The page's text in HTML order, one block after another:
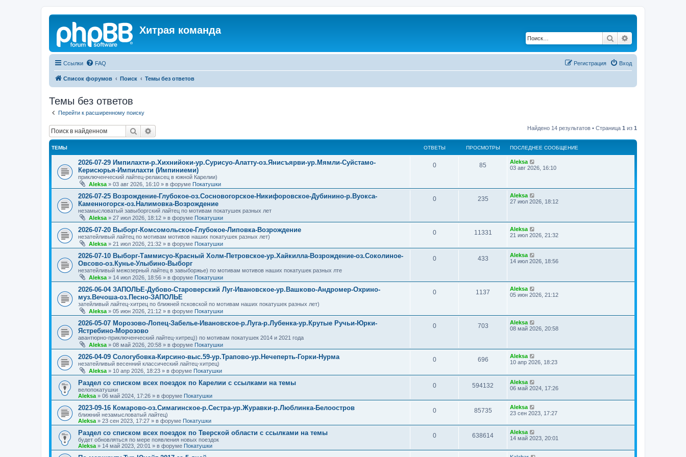
Хитрая команда
Поиск
Ссылки FAQ Вход
Регистрация
Список форумов Поиск Темы без ответов
Темы без ответов
Перейти к расширенному поиску
Поиск Найдено 14 результатов • Страница 1 из 1
ТЕМЫ ОТВЕТЫ ПРОСМОТРЫ ПОСЛЕДНЕЕ СООБЩЕНИЕ
2026-07-29 Импилахти-р.Хихнийоки-ур.Сурисуо-Алатту-оз.Янисъярви-ур.Мямли-Суйстамо-
Керисюрья-Импилахти (Импиниеми)
приключенческий лайтец-релаксец в южной Карелии)
Aleksa » 03 авг 2026, 16:10 » в форуме Покатушки
0 85
Aleksa
03 авг 2026, 16:10
2026-07-25 Возрождение-Глубокое-оз.Сосновогорское-Никифоровское-Дубинино-р.Вуокса-
Каменногорск-оз.Налимовка-Возрождение
незамысловатый завыборгский лайтец по мотивам покатушек разных лет
Aleksa » 27 июл 2026, 18:12 » в форуме Покатушки
0 235
Aleksa
27 июл 2026, 18:12
2026-07-20 Выборг-Комсомольское-Глубокое-Липовка-Возрождение
незатейливый лайтец по мотивам мотивов наших покатушек разных лет)
Aleksa » 21 июл 2026, 21:32 » в форуме Покатушки
0 11331
Aleksa
21 июл 2026, 21:32
2026-07-10 Выборг-Таммисуо-Красный Холм-Петровское-ур.Хайкилла-Возрождение-оз.Соколиное-
Овсово-оз.Кунье-Улыбино-Выборг
незатейливый межозерный лайтец в завыборжье) по мотивам мотивов наших покатушек разных лте
Aleksa » 14 июл 2026, 18:56 » в форуме Покатушки
0 433
Aleksa
14 июл 2026, 18:56
2026-06-04 ЗАПОЛЬЕ-Дубово-Староверский Луг-Ивановское-ур.Вашково-Андромер-Охрино-
муз.Вечоша-оз.Песно-ЗАПОЛЬЕ
затейливый лайтец-хитрец по ближней псковской по мотивам наших покатушек разных лет)
Aleksa » 05 июн 2026, 21:12 » в форуме Покатушки
0 1137
Aleksa
05 июн 2026, 21:12
2026-05-07 Морозово-Лопец-Забелье-Ивановское-р.Луга-р.Лубенка-ур.Крутые Ручьи-Юрки-
Ястребино-Морозово
авантюрно-приключенческий лайтец-хитрец)) по мотивам покатушек 2014 и 2021 года
Aleksa » 08 май 2026, 20:58 » в форуме Покатушки
0 703
Aleksa
08 май 2026, 20:58
2026-04-09 Сологубовка-Кирсино-выс.59-ур.Трапово-ур.Нечеперть-Горки-Нурма
незатейливый весенний классический лайтец-хитрец)
Aleksa » 10 апр 2026, 18:23 » в форуме Покатушки
0 696
Aleksa
10 апр 2026, 18:23
Раздел со списком всех поездок по Карелии с ссылками на темы
велопокатушки
Aleksa » 06 май 2024, 17:26 » в форуме Покатушки
0 594132
Aleksa
06 май 2024, 17:26
2023-09-16 Комарово-оз.Симагинское-р.Сестра-ур.Журавки-р.Люблинка-Белоостров
ближний незамысловатый лайтец)
Aleksa » 23 сен 2023, 17:27 » в форуме Покатушки
0 85735
Aleksa
23 сен 2023, 17:27
Раздел со списком всех поездок по Тверской области с ссылками на темы
будет обновляться по мере появления новых поездок
Aleksa » 14 май 2023, 20:01 » в форуме Покатушки
0 638614
Aleksa
14 май 2023, 20:01